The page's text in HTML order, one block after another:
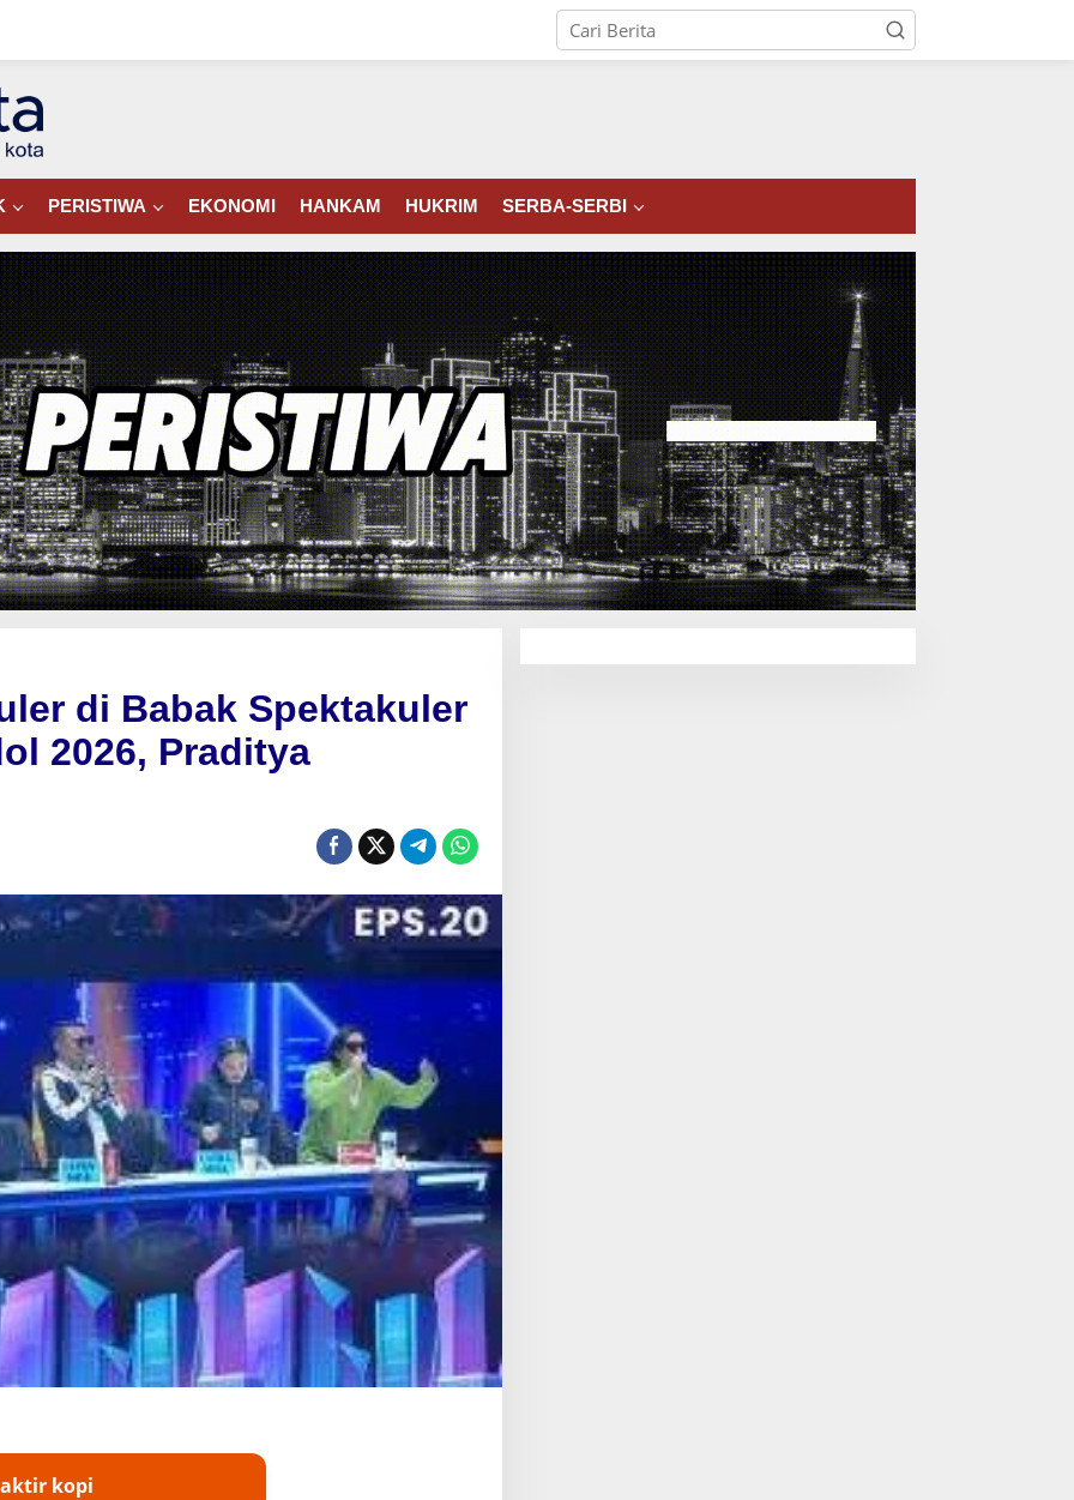
PERISTIWA EKONOMI HANKAM HUKRIM SERBA-SERBI
di Babak Spektakuler
2026, Praditya
kopi